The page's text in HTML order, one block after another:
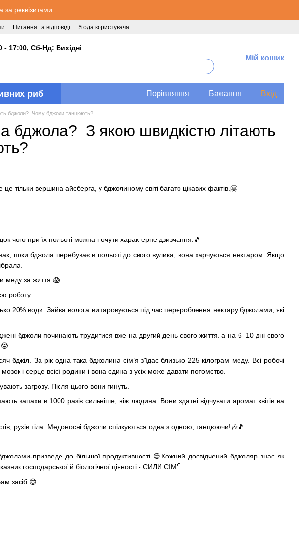
за реквізитами
Питання та відповіді Угода користувача
- 17:00, Сб-Нд: Вихідні
Мій кошик
риб Порівняння Бажання Вхід
бджоли? Чому бджоли танцюють?
бджола? З якою швидкістю літають
тільки вершина айсберга, у бджолиному світі багато цікавих фактів.🤗
чого при їх польоті можна почути характерне дзизчання.🎵
поки бджола перебуває в польоті до свого вулика, вона харчується нектаром. Якщо
меду за життя.😱
роботу.
20% води. Зайва волога випаровується під час перероблення нектару бджолами, які
бджоли починають трудитися вже на другий день свого життя, а на 6–10 дні свого
За рік одна така бджолина сім’я з’їдає близько 225 кілограм меду. Всі робочі
і серце всієї родини і вона єдина з усіх може давати потомство.
загрозу. Після цього вони гинуть.
запахи в 1000 разів сильніше, ніж людина. Вони здатні відчувати аромат квітів на
рухів тіла. Медоносні бджоли спілкуються одна з одною, танцюючи!🎶🎵
призведе до більшої продуктивності.😊Кожний досвідчений бджоляр знає як
господарської й біологічної цінності - СИЛИ СІМ’Ї.
засіб.😌